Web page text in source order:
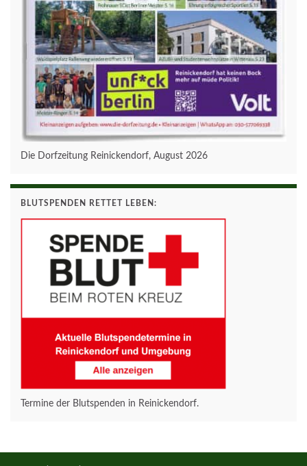
Die Dorfzeitung Reinickendorf, August 2026
BLUTSPENDEN RETTET LEBEN:
Termine der Blutspenden in Reinickendorf.